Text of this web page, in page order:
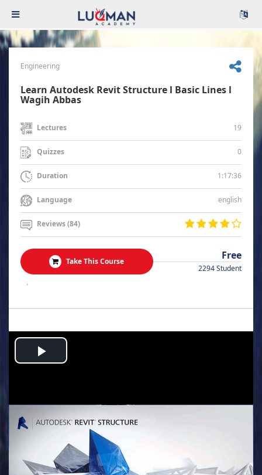
Engineering
Learn Autodesk Revit Structure l Basic Lines l
Wagih Abbas
Lectures 19
Quizzes 0
Duration 1:17:36
Language english
Reviews (84)
Take This Course Free
2294 Student
.
Play